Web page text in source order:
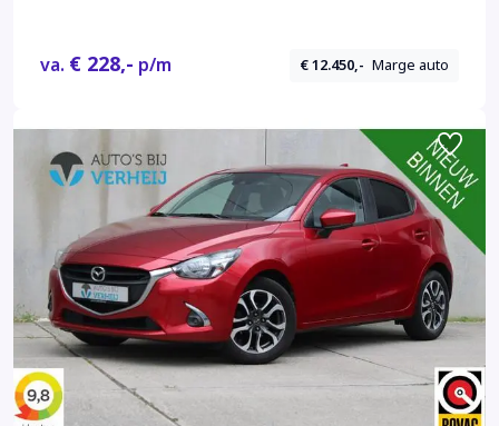
va. € 228,- p/m € 12.450,- Marge auto